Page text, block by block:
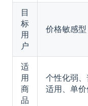
目
标
用
户
价格敏感型
适
用
商
品
个性化弱
适用、单